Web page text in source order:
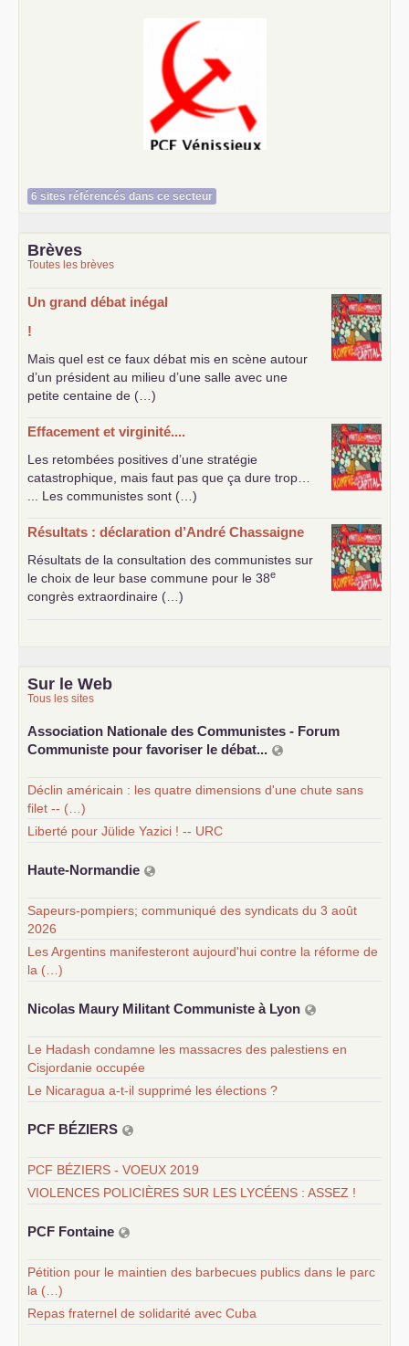
Le Vénissian
6 sites référencés dans ce secteur
Brèves
Toutes les brèves
Un grand débat inégal
!
Mais quel est ce faux débat mis en scène autour
d’un président au milieu d’une salle avec une
petite centaine de (…)
Effacement et virginité....
Les retombées positives d’une stratégie
catastrophique, mais faut pas que ça dure trop…
... Les communistes sont (…)
Résultats : déclaration d’André Chassaigne
Résultats de la consultation des communistes sur
le choix de leur base commune pour le 38e
congrès extraordinaire (…)
Sur le Web
Tous les sites
Association Nationale des Communistes - Forum
Communiste pour favoriser le débat...
Déclin américain : les quatre dimensions d'une chute sans
filet -- (…)
Liberté pour Jülide Yazici ! -- URC
Haute-Normandie
Sapeurs-pompiers; communiqué des syndicats du 3 août
2026
Les Argentins manifesteront aujourd'hui contre la réforme de
la (…)
Nicolas Maury Militant Communiste à Lyon
Le Hadash condamne les massacres des palestiens en
Cisjordanie occupée
Le Nicaragua a-t-il supprimé les élections ?
PCF BÉZIERS
PCF BÉZIERS - VOEUX 2019
VIOLENCES POLICIÈRES SUR LES LYCÉENS : ASSEZ !
PCF Fontaine
Pétition pour le maintien des barbecues publics dans le parc
la (…)
Repas fraternel de solidarité avec Cuba